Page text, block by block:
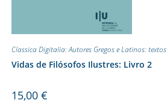
Classica Digitalia: Autores Gregos e Latinos: textos
Vidas de Filósofos Ilustres: Livro 2
15,00 €